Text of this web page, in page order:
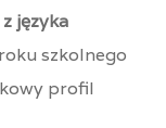
języka
szkolnego
profil